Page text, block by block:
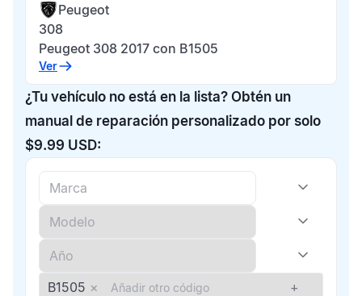
Peugeot
308
Peugeot 308 2017 con B1505
Ver
¿Tu vehículo no está en la lista? Obtén un
manual de reparación personalizado por solo
$9.99 USD:
B1505 × +